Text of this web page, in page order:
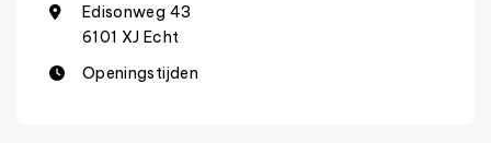
Edisonweg 43
6101 XJ Echt
Openingstijden